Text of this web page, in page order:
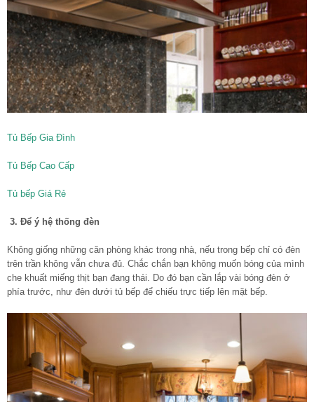
Tủ Bếp Gia Đình
Tủ Bếp Cao Cấp
Tủ bếp Giá Rẻ
3. Để ý hệ thống đèn
Không giống những căn phòng khác trong nhà, nếu trong bếp chỉ có đèn
trên trần không vẫn chưa đủ. Chắc chắn bạn không muốn bóng của mình
che khuất miếng thịt bạn đang thái. Do đó bạn cần lắp vài bóng đèn ở
phía trước, như đèn dưới tủ bếp để chiếu trực tiếp lên mặt bếp.